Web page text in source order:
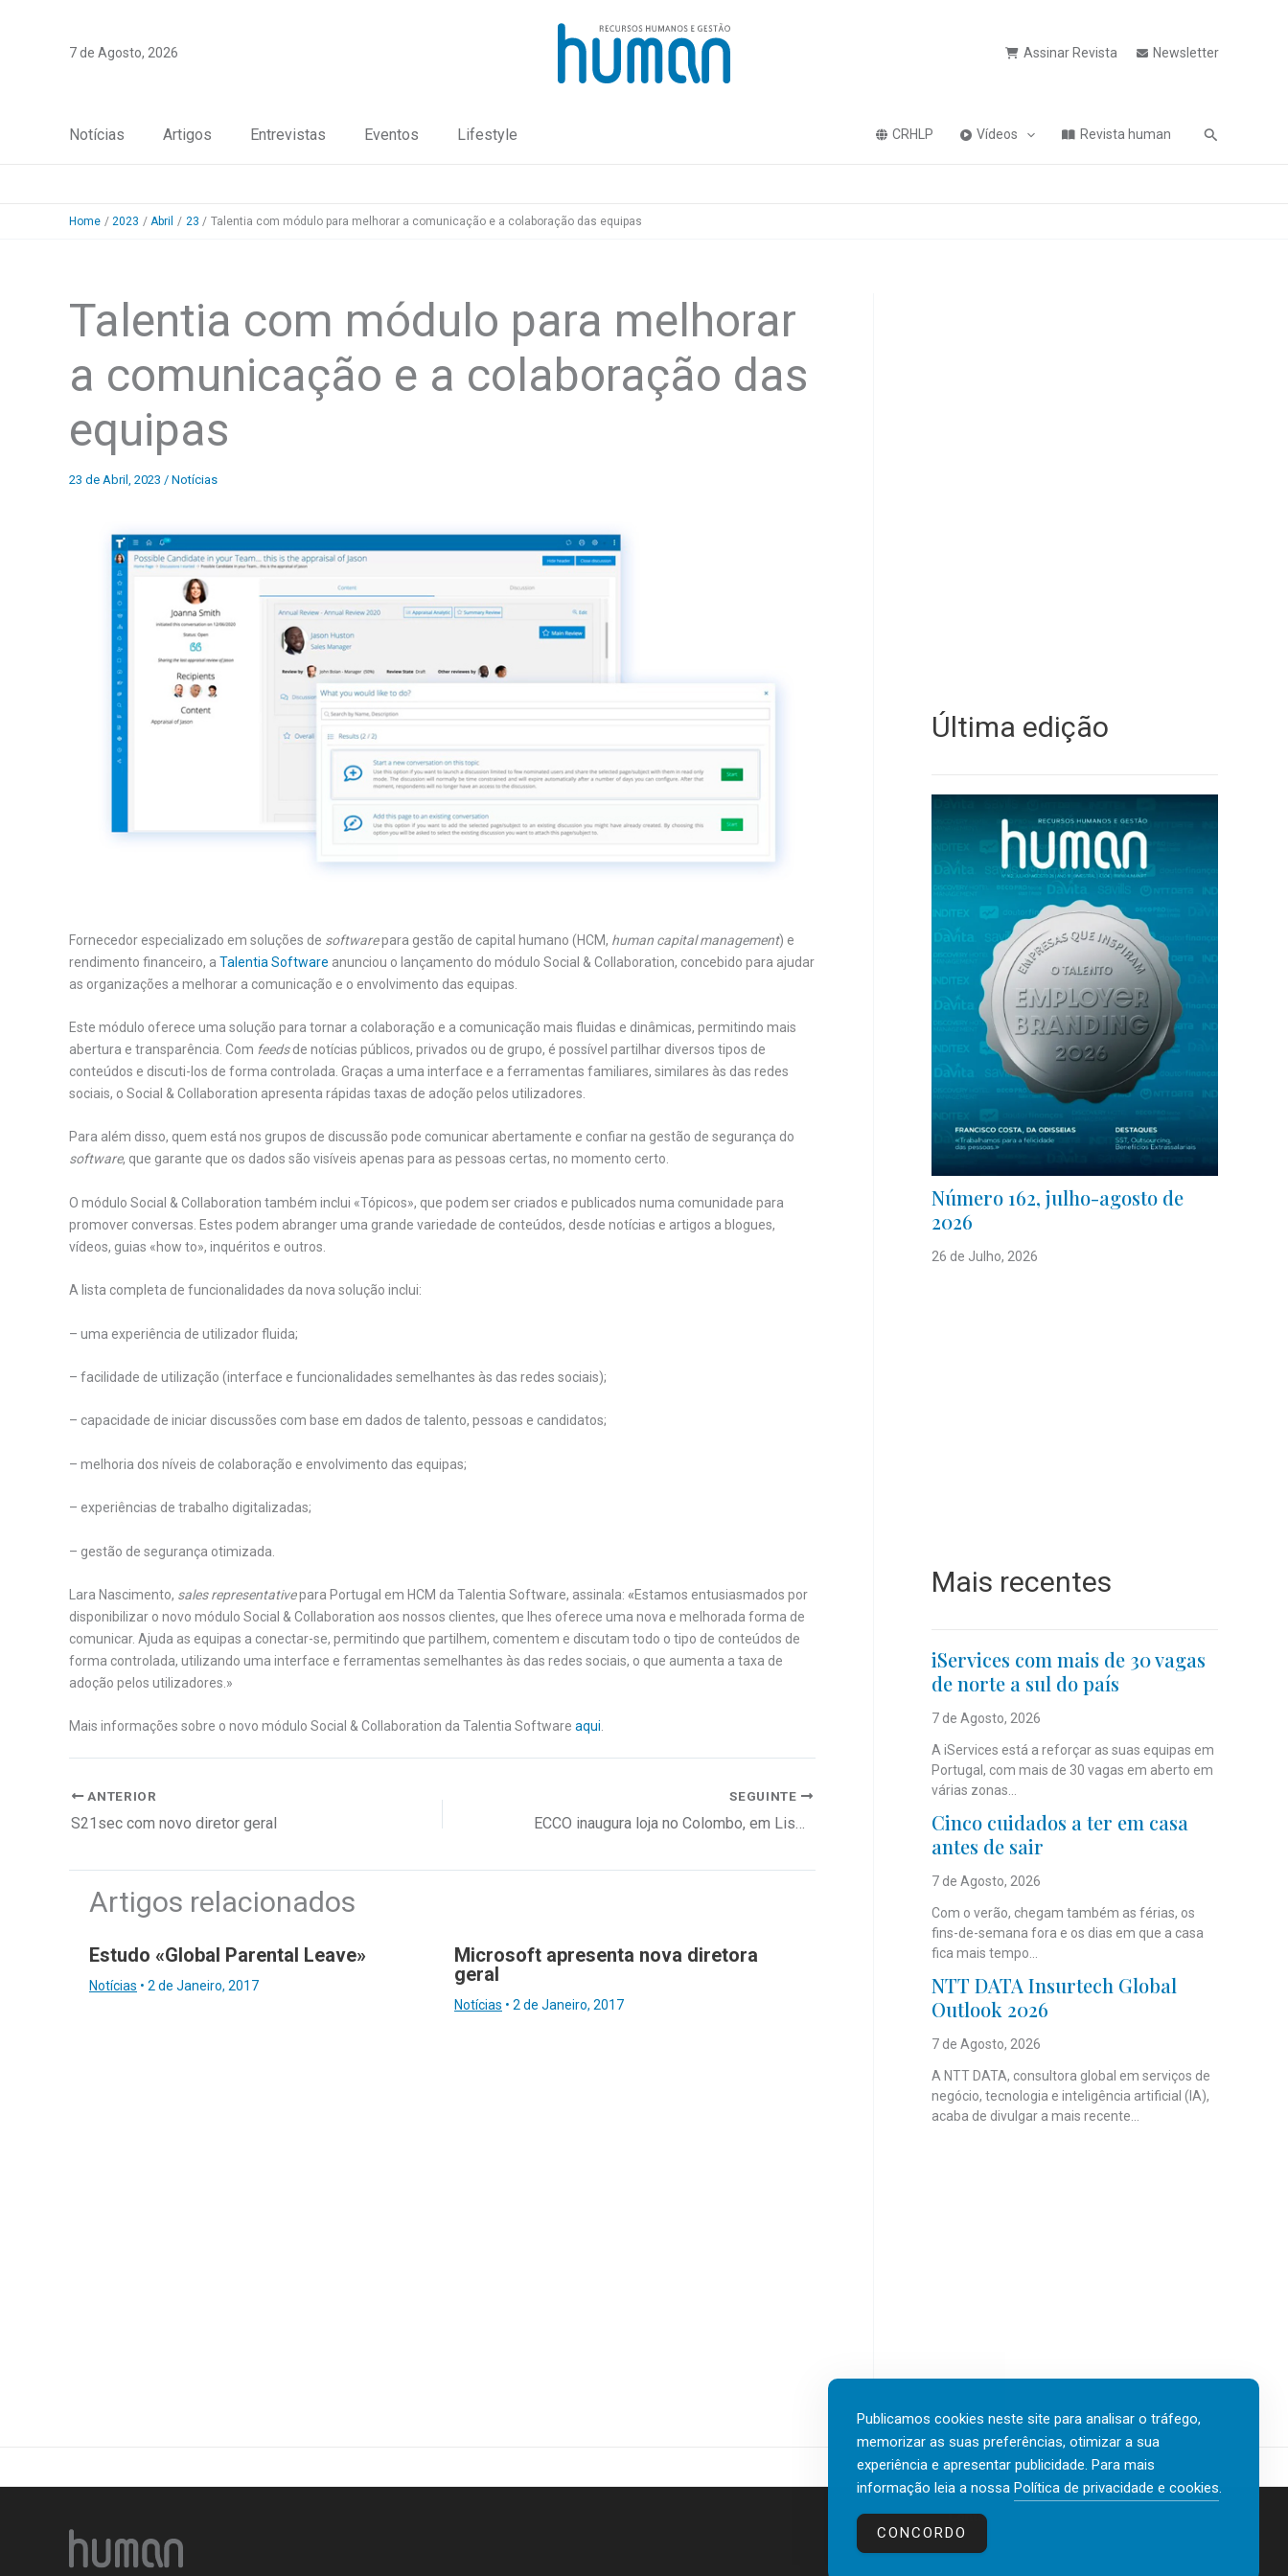
7 de Agosto, 2026 Assinar Revista Newsletter
Notícias Artigos Entrevistas Eventos Lifestyle CRHLP Vídeos Revista human Pesquisa
Home 2023 Abril 23 Talentia com módulo para melhorar a comunicação e a colaboração das equipas
Talentia com módulo para melhorar
a comunicação e a colaboração das
equipas
23 de Abril, 2023 / Notícias
Fornecedor especializado em soluções de softwarepara gestão de capital humano (HCM, human capital management) e
rendimento financeiro, a Talentia Software anunciou o lançamento do módulo Social & Collaboration, concebido para ajudar
as organizações a melhorar a comunicação e o envolvimento das equipas.
Este módulo oferece uma solução para tornar a colaboração e a comunicação mais fluidas e dinâmicas, permitindo mais
abertura e transparência. Com feedsde notícias públicos, privados ou de grupo, é possível partilhar diversos tipos de
conteúdos e discuti-los de forma controlada. Graças a uma interface e a ferramentas familiares, similares às das redes
sociais, o Social & Collaboration apresenta rápidas taxas de adoção pelos utilizadores.
Para além disso, quem está nos grupos de discussão pode comunicar abertamente e confiar na gestão de segurança do
software, que garante que os dados são visíveis apenas para as pessoas certas, no momento certo.
O módulo Social & Collaboration também inclui «Tópicos», que podem ser criados e publicados numa comunidade para
promover conversas. Estes podem abranger uma grande variedade de conteúdos, desde notícias e artigos a blogues,
vídeos, guias «how to», inquéritos e outros.
A lista completa de funcionalidades da nova solução inclui:
– uma experiência de utilizador fluida;
– facilidade de utilização (interface e funcionalidades semelhantes às das redes sociais);
– capacidade de iniciar discussões com base em dados de talento, pessoas e candidatos;
– melhoria dos níveis de colaboração e envolvimento das equipas;
– experiências de trabalho digitalizadas;
– gestão de segurança otimizada.
Lara Nascimento, sales representativepara Portugal em HCM da Talentia Software, assinala: «Estamos entusiasmados por
disponibilizar o novo módulo Social & Collaboration aos nossos clientes, que lhes oferece uma nova e melhorada forma de
comunicar. Ajuda as equipas a conectar-se, permitindo que partilhem, comentem e discutam todo o tipo de conteúdos de
forma controlada, utilizando uma interface e ferramentas semelhantes às das redes sociais, o que aumenta a taxa de
adoção pelos utilizadores.»
Mais informações sobre o novo módulo Social & Collaboration da Talentia Software aqui.
ANTERIOR
S21sec com novo diretor geral
SEGUINTE
ECCO inaugura loja no Colombo, em Lisboa
Artigos relacionados
Estudo «Global Parental Leave»
Notícias • 2 de Janeiro, 2017
Microsoft apresenta nova diretora
geral
Notícias • 2 de Janeiro, 2017
Última edição
Número 162, julho-agosto de
2026
26 de Julho, 2026
Mais recentes
iServices com mais de 30 vagas
de norte a sul do país
7 de Agosto, 2026
A iServices está a reforçar as suas equipas em
Portugal, com mais de 30 vagas em aberto em
várias zonas...
Cinco cuidados a ter em casa
antes de sair
7 de Agosto, 2026
Com o verão, chegam também as férias, os
fins-de-semana fora e os dias em que a casa
fica mais tempo...
NTT DATA Insurtech Global
Outlook 2026
7 de Agosto, 2026
A NTT DATA, consultora global em serviços de
negócio, tecnologia e inteligência artificial (IA),
acaba de divulgar a mais recente...
Contactos
Publicamos cookies neste site para analisar o tráfego,
memorizar as suas preferências, otimizar a sua
experiência e apresentar publicidade. Para mais
informação leia a nossa Política de privacidade e cookies.
CONCORDO